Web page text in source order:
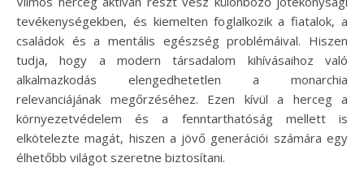
tevékenységekben, és kiemelten foglalkozik a fiatalok, a
családok és a mentális egészség problémáival. Hiszen
tudja, hogy a modern társadalom kihívásaihoz való
alkalmazkodás elengedhetetlen a monarchia
relevanciájának megőrzéséhez. Ezen kívül a herceg a
környezetvédelem és a fenntarthatóság mellett is
elkötelezte magát, hiszen a jövő generációi számára egy
élhetőbb világot szeretne biztosítani.